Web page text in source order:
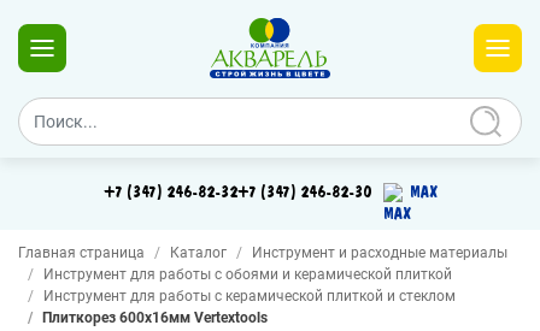
+7 (347) 246-82-32+7 (347) 246-82-30 MAX
Главная страница Каталог
Инструмент и расходные материалы
Инструмент для работы с обоями и керамической плиткой
Инструмент для работы с керамической плиткой и стеклом
Плиткорез 600х16мм Vertextools